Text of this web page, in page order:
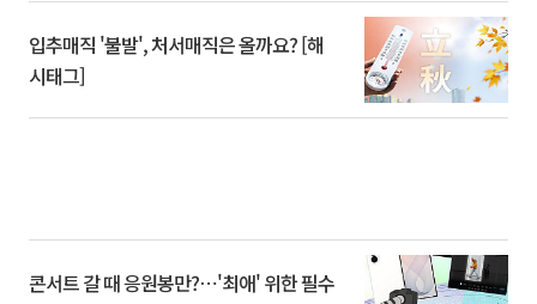
입추매직 '불발', 처서매직은 올까요? [해
시태그]
콘서트 갈 때 응원봉만?⋯'최애' 위한 필수